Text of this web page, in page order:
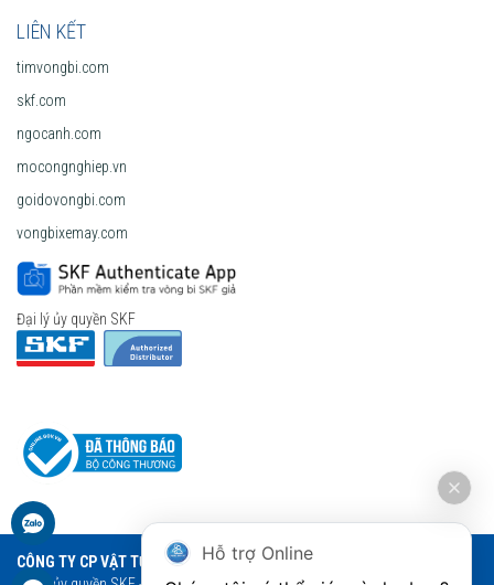
LIÊN KẾT
timvongbi.com
skf.com
ngocanh.com
mocongnghiep.vn
goidovongbi.com
vongbixemay.com
Đại lý ủy quyền SKF
CÔNG TY CP VẬT TƯ THƯƠNG MẠI NGỌC ANH
Hỗ trợ Online